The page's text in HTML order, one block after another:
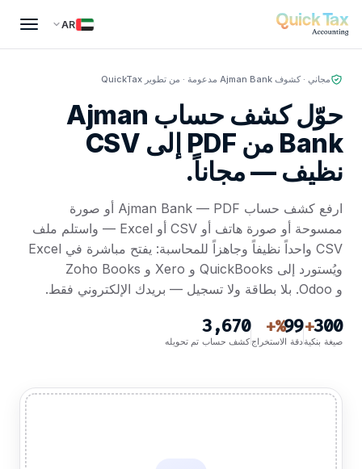
AR
مجاني · كشوف Ajman Bank مدعومة · من تطوير QuickTax
حوّل كشف حساب Ajman
Bank من PDF إلى CSV
نظيف —مجاناً.
ارفع كشف حساب Ajman Bank — PDF أو صورة
ممسوحة أو صورة هاتف أو CSV أو Excel — واستلم ملف
CSV واحداً نظيفاً وجاهزاً للمحاسبة: يفتح مباشرة في Excel
ويُستورد إلى QuickBooks و Xero و Zoho Books
و Odoo. بلا بطاقة ولا تسجيل — بريدك الإلكتروني فقط.
300
+
صيغة بنكية
99
%+
دقة الاستخراج
3,670
كشف حساب تم تحويله